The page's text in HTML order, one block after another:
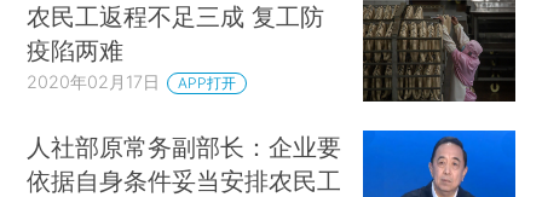
农民工返程不足三成 复工防
疫陷两难
2020年02月17日 APP打开
人社部原常务副部长：企业要
依据自身条件妥当安排农民工